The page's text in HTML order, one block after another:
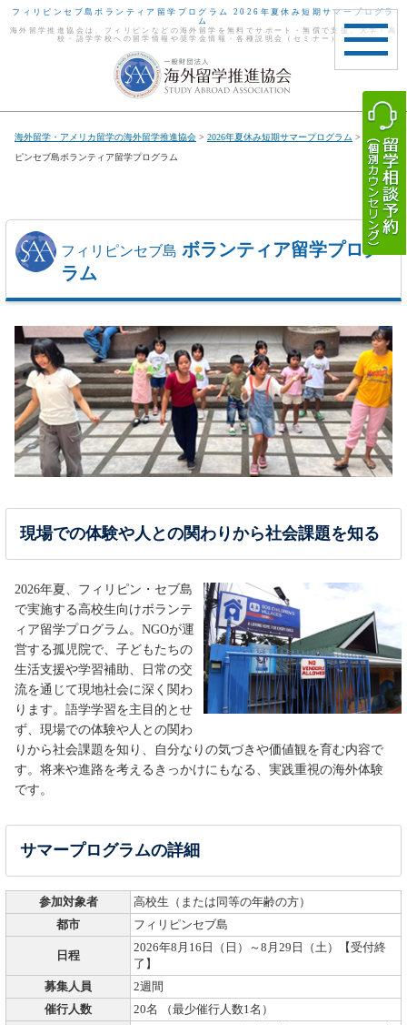
toggle
フィリピンセブ島ボランティア留学プログラム 2026年夏休み短期サマープログラ
ム
海外留学推進協会は、フィリピンなどの海外留学を無料でサポート・無償で支援。大学・高
校・語学学校への留学情報や奨学金情報・各種説明会（セミナー）。
海外留学・アメリカ留学の海外留学推進協会 > 2026年夏休み短期サマープログラム > フィリ
ピンセブ島ボランティア留学プログラム
フィリピンセブ島 ボランティア留学プログ
ラム
現場での体験や人との関わりから社会課題を知る
2026年夏、フィリピン・セブ島
で実施する高校生向けボランテ
ィア留学プログラム。NGOが運
営する孤児院で、子どもたちの
生活支援や学習補助、日常の交
流を通じて現地社会に深く関わ
ります。語学学習を主目的とせ
ず、現場での体験や人との関わ
りから社会課題を知り、自分なりの気づきや価値観を育む内容で
す。将来や進路を考えるきっかけにもなる、実践重視の海外体験
です。
サマープログラムの詳細
参加対象者
高校生（または同等の年齢の方）
都市
フィリピンセブ島
日程
2026年8月16日（日）～8月29日（土）【受付終
了】
募集人員
2週間
催行⼈数
20名 （最少催行人数1名）